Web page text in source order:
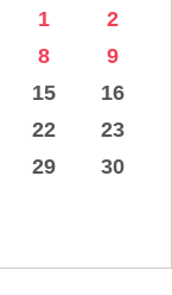
1
2
8
9
15
16
22
23
29
30